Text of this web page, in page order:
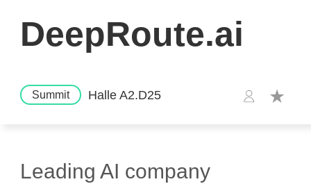
DeepRoute.ai
Summit Halle A2.D25
Leading AI company